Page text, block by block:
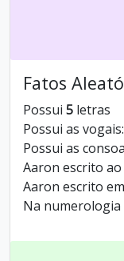
Fatos
Possui 5 letras
Possui as vogais:
Possui as
Aaron escrito
Aaron escrito
Na